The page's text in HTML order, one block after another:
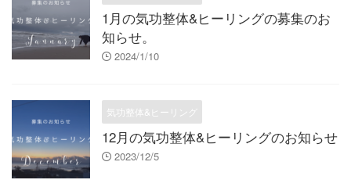
1月の気功整体&ヒーリングの募集のお
知らせ。
2024/1/10
気功整体&ヒーリング
12月の気功整体&ヒーリングのお知らせ
2023/12/5